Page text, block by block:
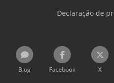
Declaração de
Blog Facebook X